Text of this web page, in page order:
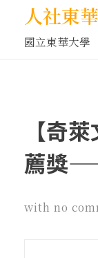
人社東華
國立東華大學
藝文空間
【奇
薦獎
with no